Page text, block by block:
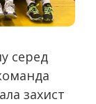
серед
захист